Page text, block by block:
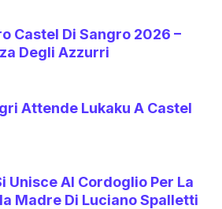
Castel Di Sangro 2026 –
Degli Azzurri
Attende Lukaku A Castel
Unisce Al Cordoglio Per La
Madre Di Luciano Spalletti